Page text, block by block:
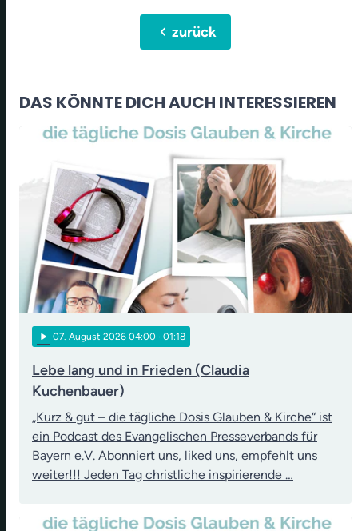
chevron_leftzurück
DAS KÖNNTE DICH AUCH INTERESSIEREN
play_arrow 07. August 2026 04:00 · 01:18
Lebe lang und in Frieden (Claudia
Kuchenbauer)
„Kurz & gut – die tägliche Dosis Glauben & Kirche“ ist
ein Podcast des Evangelischen Presseverbands für
Bayern e.V. Abonniert uns, liked uns, empfehlt uns
weiter!!! Jeden Tag christliche inspirierende …